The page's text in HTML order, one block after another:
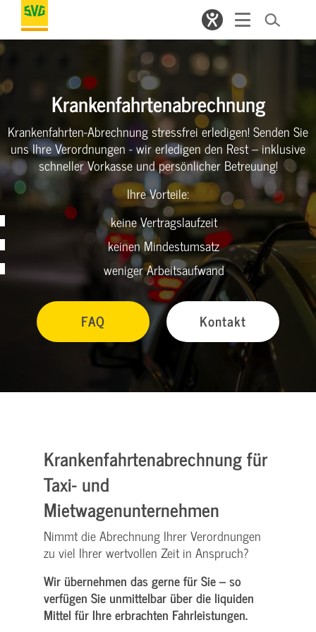
Krankenfahrtenabrechnung
Krankenfahrten-Abrechnung stressfrei erledigen! Senden Sie
uns Ihre Verordnungen - wir erledigen den Rest – inklusive
schneller Vorkasse und persönlicher Betreuung!
Ihre Vorteile:
keine Vertragslaufzeit
keinen Mindestumsatz
weniger Arbeitsaufwand
FAQ Kontakt
Krankenfahrtenabrechnung für
Taxi- und
Mietwagenunternehmen
Nimmt die Abrechnung Ihrer Verordnungen
zu viel Ihrer wertvollen Zeit in Anspruch?
Wir übernehmen das gerne für Sie – so
verfügen Sie unmittelbar über die liquiden
Mittel für Ihre erbrachten Fahrleistungen.